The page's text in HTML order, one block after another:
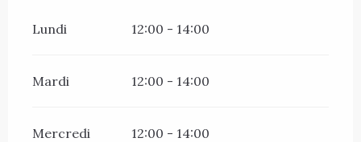
Lundi 12:00 - 14:00
Mardi 12:00 - 14:00
Mercredi 12:00 - 14:00